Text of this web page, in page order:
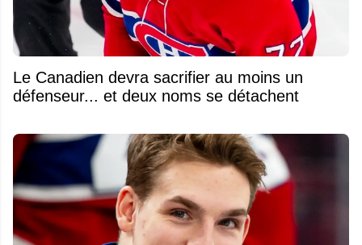
Le Canadien devra sacrifier au moins un
défenseur... et deux noms se détachent